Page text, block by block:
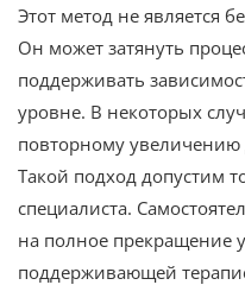
Этот метод не является
Он может затянуть
поддерживать
уровне. В некоторых
повторному
Такой подход допустим
специалиста.
на полное прекращение
поддерживающей